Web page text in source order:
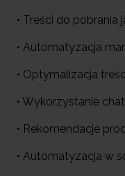
• Treści do
• Automatyzacja
• Optymalizacja
• Wykorzystanie
• Rekomendacje
• Automatyzacja w